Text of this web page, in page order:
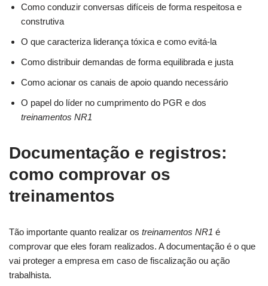
Como conduzir conversas difíceis de forma respeitosa e
construtiva
O que caracteriza liderança tóxica e como evitá-la
Como distribuir demandas de forma equilibrada e justa
Como acionar os canais de apoio quando necessário
O papel do líder no cumprimento do PGR e dos
treinamentos NR1
Documentação e registros:
como comprovar os
treinamentos
Tão importante quanto realizar os treinamentos NR1 é
comprovar que eles foram realizados. A documentação é o que
vai proteger a empresa em caso de fiscalização ou ação
trabalhista.